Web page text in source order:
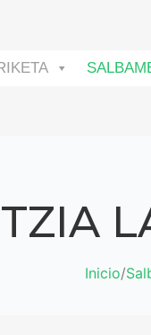
Inicio/